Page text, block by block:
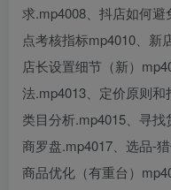
求.mp4008、抖店如何
点考核指标mp4010、新
店长设置细节（新）
法.mp4013、定价原则
类目分析.mp4015、寻
商罗盘.mp4017、选品-
商品优化（有重台）